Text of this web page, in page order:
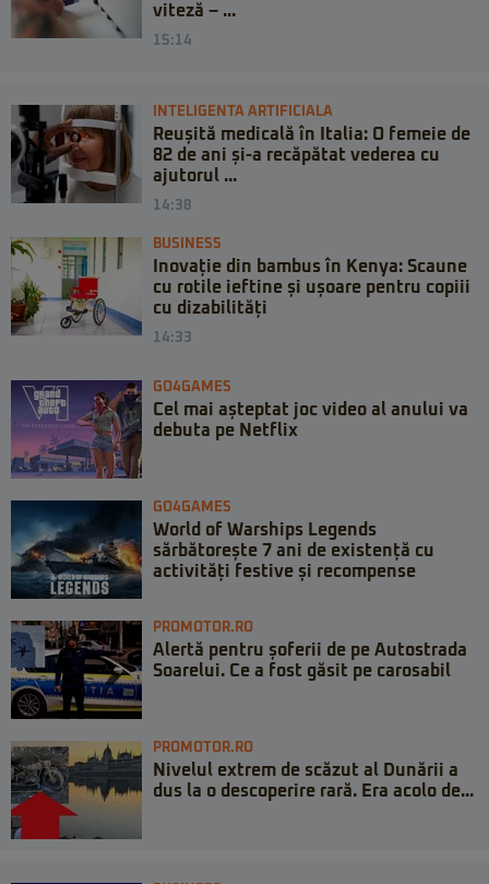
viteză – ...
15:14
INTELIGENTA ARTIFICIALA
Reușită medicală în Italia: O femeie de
82 de ani și-a recăpătat vederea cu
ajutorul ...
14:38
BUSINESS
Inovație din bambus în Kenya: Scaune
cu rotile ieftine și ușoare pentru copiii
cu dizabilități
14:33
GO4GAMES
Cel mai așteptat joc video al anului va
debuta pe Netflix
GO4GAMES
World of Warships Legends
sărbătorește 7 ani de existență cu
activități festive și recompense
PROMOTOR.RO
Alertă pentru șoferii de pe Autostrada
Soarelui. Ce a fost găsit pe carosabil
PROMOTOR.RO
Nivelul extrem de scăzut al Dunării a
dus la o descoperire rară. Era acolo de...